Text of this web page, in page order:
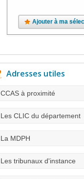
Ajouter à ma
Adresses utiles
CCAS à proximité
Les CLIC du département
La MDPH
Les tribunaux d'instance